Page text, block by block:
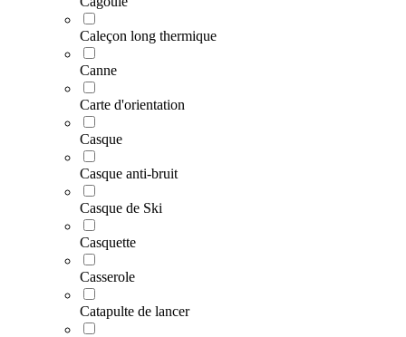
Caleçon long thermique
Canne
Carte d'orientation
Casque
Casque anti-bruit
Casque de Ski
Casquette
Casserole
Catapulte de lancer